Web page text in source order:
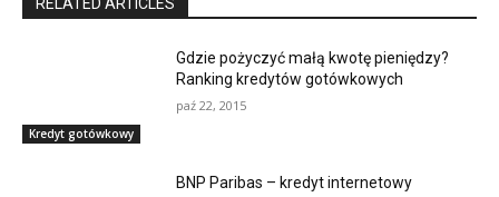
RELATED ARTICLES
Kredyt gotówkowy
Gdzie pożyczyć małą kwotę pieniędzy?
Ranking kredytów gotówkowych
paź 22, 2015
BNP Paribas – kredyt internetowy